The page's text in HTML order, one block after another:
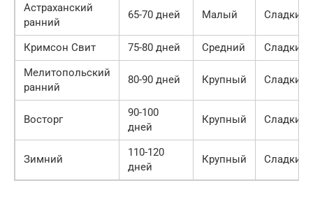
Астраханский
ранний
65-70 дней Малый Сладкий
Кримсон Свит 75-80 дней Средний
Сладкий
Мелитопольский
ранний
80-90 дней Крупный Сладкий
Восторг
90-100
дней
Крупный Сладкий
Зимний
110-120
дней
Крупный Сладкий